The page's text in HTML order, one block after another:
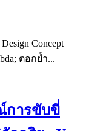
Concept
ตอกย้ำ...
การขับขี่